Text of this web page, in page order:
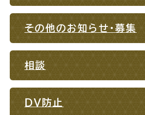
観光される方
その他のお知らせ・募集
相談
DV防止